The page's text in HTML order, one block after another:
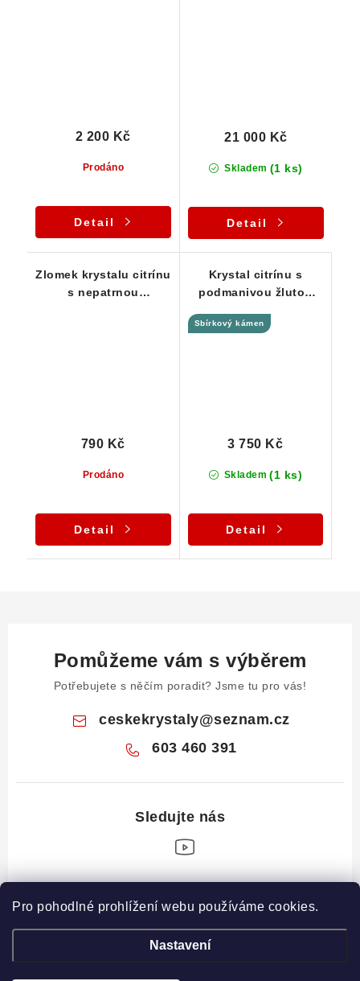
Pro pohodlné prohlížení webu používáme cookies.
Nastavení
Prodáno
2 200 Kč
Detail
Skladem (1 ks)
21 000 Kč
Detail
Zlomek krystalu citrínu
s nepatrnou
Prodáno
790 Kč
Detail
Krystal citrínu s
podmanivou žlutou
čistotou
Sbírkový kámen
Skladem (1 ks)
3 750 Kč
Detail
Pomůžeme vám s výběrem
Potřebujete s něčím poradit? Jsme tu pro vás!
ceskekrystaly@seznam.cz
603 460 391
Z
Informace pro vás
Obchodní podmínky